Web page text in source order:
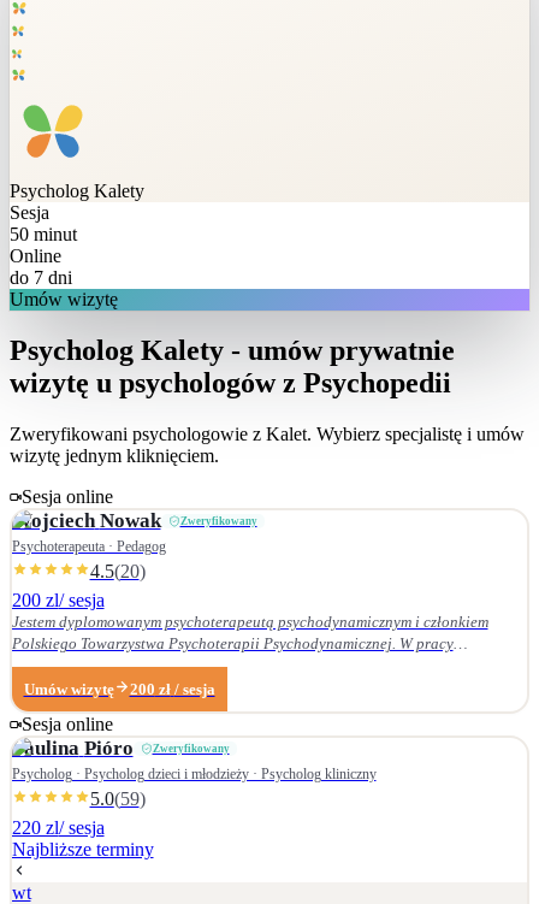
Psycholog Kalety
Sesja
50 minut
Online
do 7 dni
Umów wizytę
Psycholog Kalety - umów prywatnie
wizytę u psychologów z Psychopedii
Zweryfikowani psychologowie z Kalet. Wybierz specjalistę i umów
wizytę jednym kliknięciem.
Sesja online
Wojciech Nowak Zweryfikowany
Psychoterapeuta · Pedagog
4.5(20)
200 zl/ sesja
Jestem dyplomowanym psychoterapeutą psychodynamicznym i członkiem
Polskiego Towarzystwa Psychoterapii Psychodynamicznej. W pracy
terapeutycznej wnikliwie słucham pacjenta i podążam za jego narracją. Moje
zainteresowania zawodowe obejmują przede wszystkim: • psychoterapię
zaburzeń osobowości, • zaburzenia nerwicowe i lękowe, • problematykę relacji
małżeńskich i rodzinnych. Nie zajmuję się terapią uzależnień. Ukończyłem
Wydział Nauk Pedagogicznych Dolnośląskiej Szkoły Wyższej we Wrocławiu —
w 2007 r. studia licencjackie (pedagogika rodzinna), a w 2009 r. magisterskie
(resocjalizacja). W 2016 r. ukończyłem czteroletnie szkolenie z psychoterapii
psychodynamicznej w Krakowskim Centrum Psychodynamicznym, a w styczniu
2020 r. uzyskałem dyplom psychoterapeuty psychodynamicznego. Od
ukończenia szkoły psychoterapii regularnie uczestniczę w konferencjach
Umów wizytę 200 zł / sesja
Sesja online
Paulina Pióro Zweryfikowany
Psycholog · Psycholog dzieci i młodzieży · Psycholog kliniczny
5.0(59)
220 zl/ sesja
Najbliższe terminy
wt